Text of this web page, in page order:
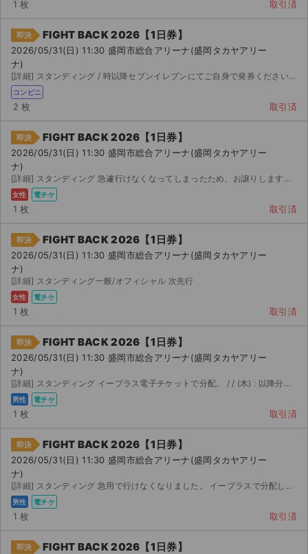
1 枚 取引済
即決 FIGHT BACK 2026【1日券】
2026/05/31(日) 11:30 盛岡市総合アリーナ(盛岡タカヤアリー
ナ)
[詳細] スタンディング / 時以降セブンイレブンにてご自身で発券ください。その際別途発券手数...
コンビニ
2 枚 取引済
即決 FIGHT BACK 2026【1日券】
2026/05/31(日) 11:30 盛岡市総合アリーナ(盛岡タカヤアリー
ナ)
[詳細] スタンディング 急遽行けなくなってしまったため、お譲りします。オフィシャル 時先行でとりました。
女性 電チケ
1 枚 取引済
即決 FIGHT BACK 2026【1日券】
2026/05/31(日) 11:30 盛岡市総合アリーナ(盛岡タカヤアリー
ナ)
[詳細] スタンディング一般/オフィシャル 次先行
女性 電チケ
1 枚 取引済
即決 FIGHT BACK 2026【1日券】
2026/05/31(日) 11:30 盛岡市総合アリーナ(盛岡タカヤアリー
ナ)
[詳細] スタンディング イープラス電子チケットで分配。 / / (木) : 以降分配...
男性 電チケ
1 枚 取引済
即決 FIGHT BACK 2026【1日券】
2026/05/31(日) 11:30 盛岡市総合アリーナ(盛岡タカヤアリー
ナ)
[詳細] スタンディング 急用で行けなくなりました。 イープラスで分配します。
男性 電チケ
1 枚 取引済
即決 FIGHT BACK 2026【1日券】